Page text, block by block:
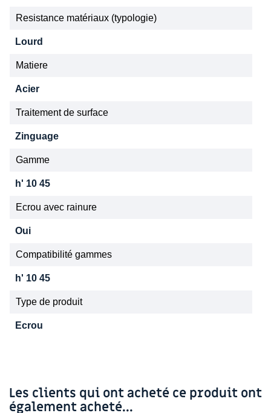
Resistance matériaux (typologie)
Lourd
Matiere
Acier
Traitement de surface
Zinguage
Gamme
h' 10 45
Ecrou avec rainure
Oui
Compatibilité gammes
h' 10 45
Type de produit
Ecrou
Les clients qui ont acheté ce produit ont
également acheté...